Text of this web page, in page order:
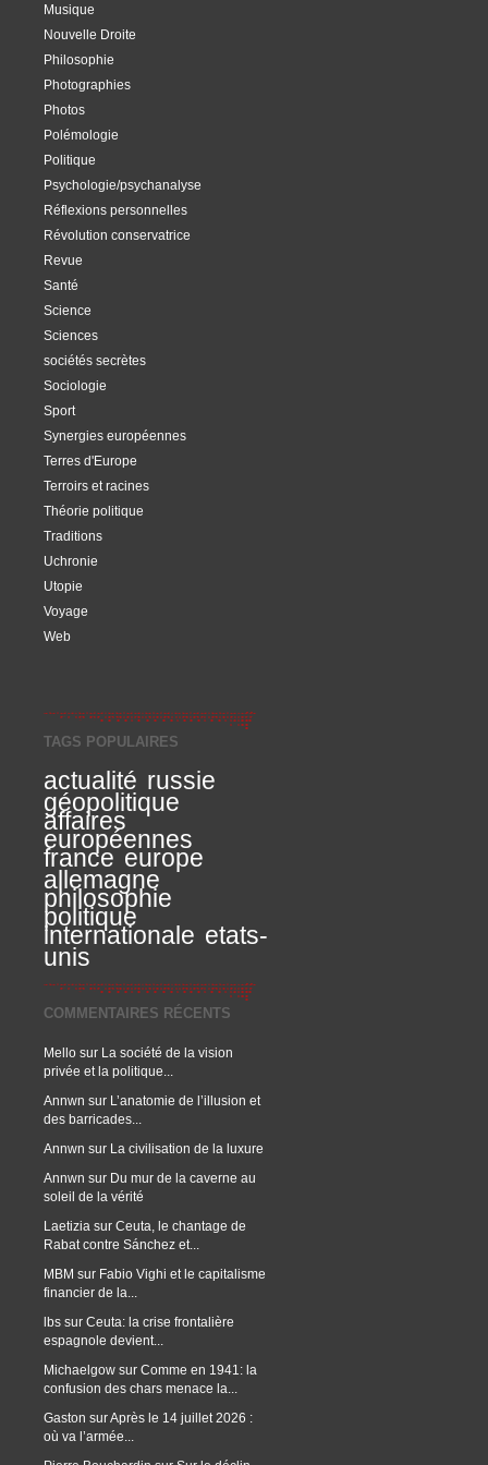
Musique
Nouvelle Droite
Philosophie
Photographies
Photos
Polémologie
Politique
Psychologie/psychanalyse
Réflexions personnelles
Révolution conservatrice
Revue
Santé
Science
Sciences
sociétés secrètes
Sociologie
Sport
Synergies européennes
Terres d'Europe
Terroirs et racines
Théorie politique
Traditions
Uchronie
Utopie
Voyage
Web
TAGS POPULAIRES
actualité russie
géopolitique
affaires
européennes
france europe
allemagne
philosophie
politique
internationale etats-
unis
COMMENTAIRES RÉCENTS
Mello sur La société de la vision
privée et la politique...
Annwn sur L’anatomie de l’illusion et
des barricades...
Annwn sur La civilisation de la luxure
Annwn sur Du mur de la caverne au
soleil de la vérité
Laetizia sur Ceuta, le chantage de
Rabat contre Sánchez et...
MBM sur Fabio Vighi et le capitalisme
financier de la...
lbs sur Ceuta: la crise frontalière
espagnole devient...
Michaelgow sur Comme en 1941: la
confusion des chars menace la...
Gaston surAprès le 14 juillet 2026 :
où va l’armée...